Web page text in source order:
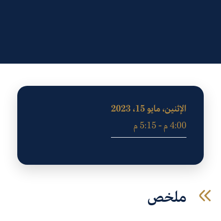
الإثنين، مايو 15، 2023
4:00 م - 5:15 م
ملخص